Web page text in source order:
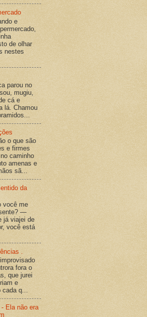
e
de olhar
nestes
parou no
mugiu,
cá e
lá. Chamou
o que são
e firmes
caminho
amenas e
sã...
da
você me
—
já viajei de
você está
.
fora o
que jurei
e
cada q...
Ela não era